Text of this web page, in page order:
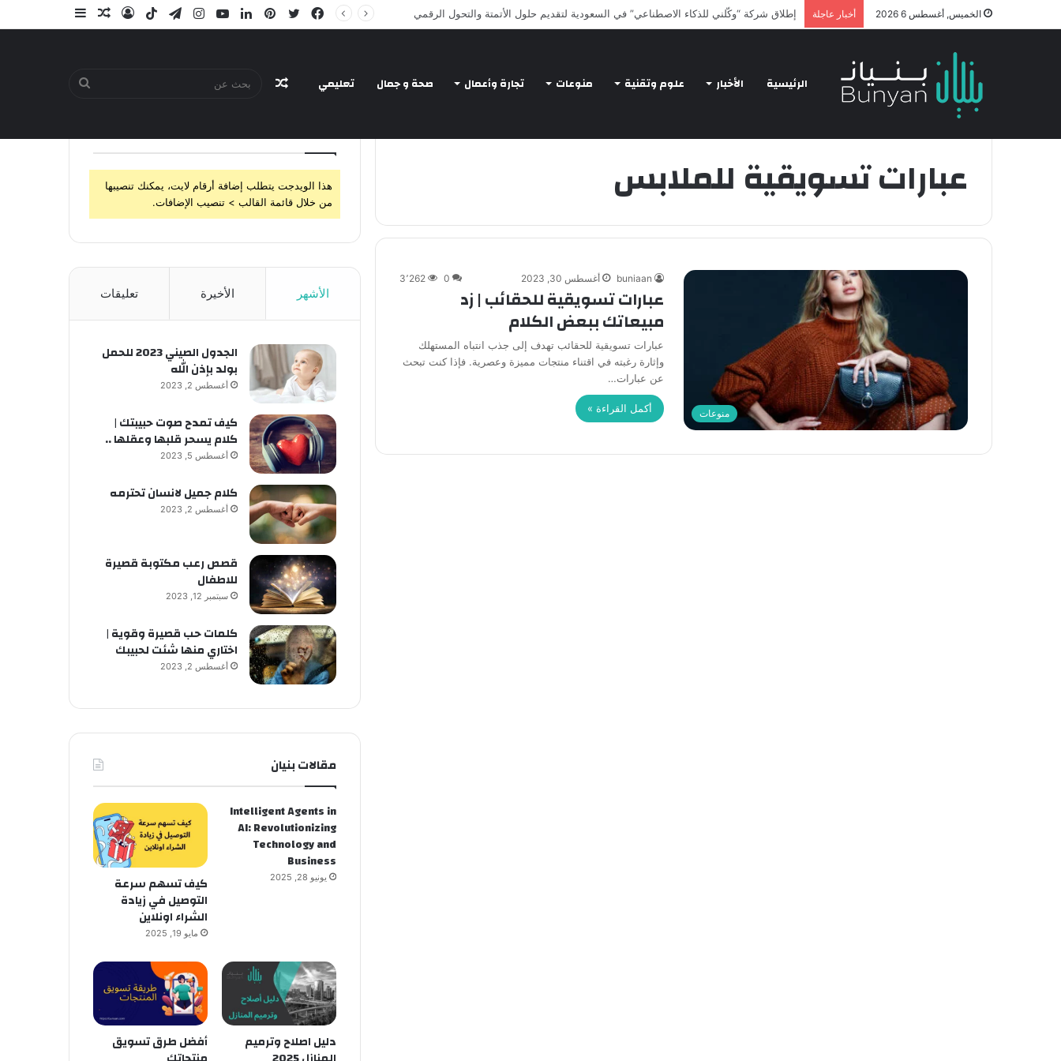
الخميس, أغسطس 6 2026 أخبار عاجلة Intelligent Agents in AI: Revolutionizing Technology and Business
إضافةمقالتسجيل
‫TikTok تيلقرام
انستقراميوتيوبلينكدإن
بينتيريستتويتر
فيسبوك
الرئيسية الأخبار علوم وتقنية منوعات تجارة وأعمال صحة و جمال تعليمي بحث مقال
عشوائي عبارات تسويقية للملابس
منوعات
buniaan أغسطس 30, 2023 0 3٬262
عبارات تسويقية للحقائب | زد
مبيعاتك ببعض الكلام
عبارات تسويقية للحقائب تهدف إلى جذب انتباه المستهلك
وإثارة رغبته في اقتناء منتجات مميزة وعصرية. فإذا كنت تبحث
عن عبارات…
أكمل القراءة »
هذا الويدجت يتطلب إضافة أرقام لايت، يمكنك تنصيبها
من خلال قائمة القالب > تنصيب الإضافات.
الأشهر الأخيرة تعليقات
الجدول الصيني 2023 للحمل
بولد بإذن الله
أغسطس 2, 2023
كيف تمدح صوت حبيبتك |
كلام يسحر قلبها وعقلها ..
أغسطس 5, 2023
كلام جميل لانسان تحترمه
أغسطس 2, 2023
قصص رعب مكتوبة قصيرة
للاطفال
سبتمبر 12, 2023
كلمات حب قصيرة وقوية |
اختاري منها شئت لحبيبك
أغسطس 2, 2023
مقالات بنيان
Intelligent Agents in
AI: Revolutionizing
Technology and
Business
يونيو 28, 2025
كيف تسهم سرعة
التوصيل في زيادة
الشراء اونلاين
مايو 19, 2025
دليل اصلاح وترميم
أفضل طرق تسويق